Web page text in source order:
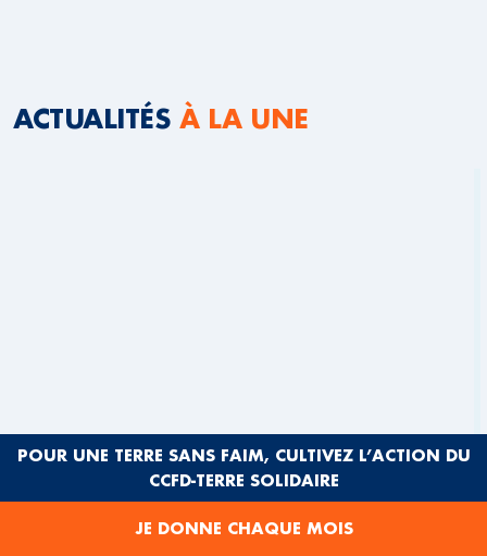
ACTUALITÉS À LA UNE
POUR UNE TERRE SANS FAIM, CULTIVEZ L’ACTION DU
CCFD-TERRE SOLIDAIRE
JE DONNE CHAQUE MOIS